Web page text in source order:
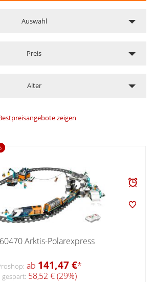
Auswahl
Preis
Alter
zeigen
Arktis-Polarexpress
ab 141,47 €*
gespart: 58,52 € (29%)